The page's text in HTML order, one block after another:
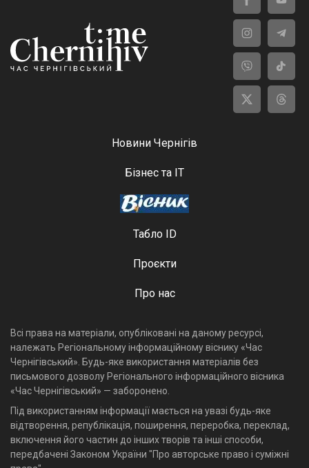
Новини Чернігів
Бізнес та ІТ
Табло ID
Проєкти
Про нас
Всі права на матеріали, опубліковані на даному ресурсі,
належать Регіональному інформаційному віснику «Час
Чернігівський». Будь-яке використання матеріалів без
письмового дозволу Регіонального інформаційного вісника
«Час Чернігівський» — заборонено.
Під використанням інформації мається на увазі будь-яке
відтворення, републікація, поширення, переробка, переклад,
включення його частин до інших творів та інші способи,
передбачені Законом України "Про авторське право і суміжні